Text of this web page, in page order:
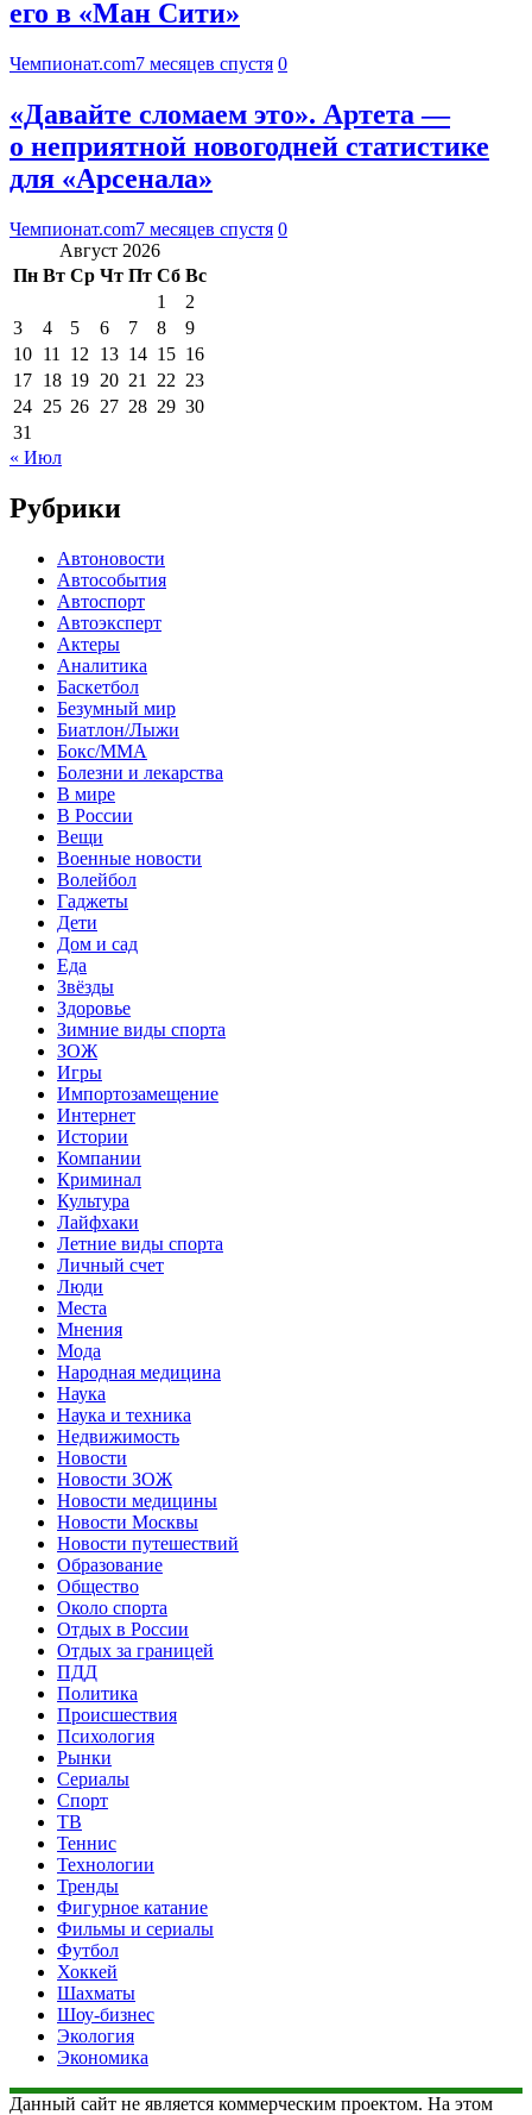
его в «Ман Сити»
Чемпионат.com7 месяцев спустя 0
«Давайте сломаем это». Артета —
о неприятной новогодней статистике
для «Арсенала»
Чемпионат.com7 месяцев спустя 0
Август 2026
Пн Вт Ср Чт Пт Сб Вс
1
2
3
4 5 6 7 8
9
10 11 12 13 14 15 16
17 18 19 20 21 22 23
24 25 26 27 28 29 30
31
« Июл
Рубрики
Автоновости
Автособытия
Автоспорт
Автоэксперт
Актеры
Аналитика
Баскетбол
Безумный мир
Биатлон/Лыжи
Бокс/MMA
Болезни и лекарства
В мире
В России
Вещи
Военные новости
Волейбол
Гаджеты
Дети
Дом и сад
Еда
Звёзды
Здоровье
Зимние виды спорта
ЗОЖ
Игры
Импортозамещение
Интернет
Истории
Компании
Криминал
Культура
Лайфхаки
Летние виды спорта
Личный счет
Люди
Места
Мнения
Мода
Народная медицина
Наука
Наука и техника
Недвижимость
Новости
Новости ЗОЖ
Новости медицины
Новости Москвы
Новости путешествий
Образование
Общество
Около спорта
Отдых в России
Отдых за границей
ПДД
Политика
Происшествия
Психология
Рынки
Сериалы
Спорт
ТВ
Теннис
Технологии
Тренды
Фигурное катание
Фильмы и сериалы
Футбол
Хоккей
Шахматы
Шоу-бизнес
Экология
Экономика
Данный сайт не является коммерческим проектом. На этом